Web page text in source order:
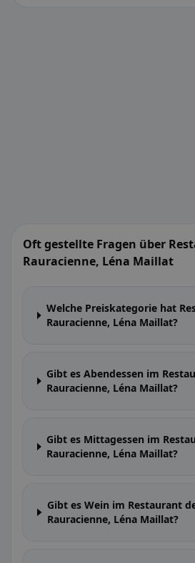
Oft gestellte Fragen über
Rauracienne, Léna Maillat
Welche Preiskategorie hat
Rauracienne, Léna Maillat?
Gibt es Abendessen im
Rauracienne, Léna Maillat?
Gibt es Mittagessen im
Rauracienne, Léna Maillat?
Gibt es Wein im Restaurant
Rauracienne, Léna Maillat?